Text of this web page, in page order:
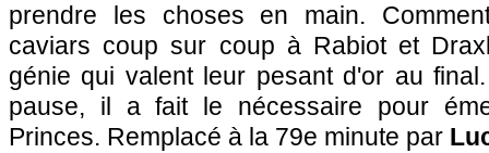
prendre les choses en main.
caviars coup sur coup à Rabiot et
génie qui valent leur pesant d'or au
pause, il a fait le nécessaire pour
Princes. Remplacé à la 79e minute par